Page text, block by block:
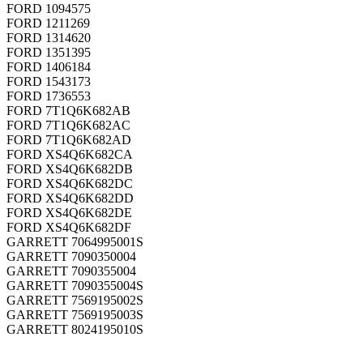
FORD 1094575
FORD 1211269
FORD 1314620
FORD 1351395
FORD 1406184
FORD 1543173
FORD 1736553
FORD 7T1Q6K682AB
FORD 7T1Q6K682AC
FORD 7T1Q6K682AD
FORD XS4Q6K682CA
FORD XS4Q6K682DB
FORD XS4Q6K682DC
FORD XS4Q6K682DD
FORD XS4Q6K682DE
FORD XS4Q6K682DF
GARRETT 7064995001S
GARRETT 7090350004
GARRETT 7090355004
GARRETT 7090355004S
GARRETT 7569195002S
GARRETT 7569195003S
GARRETT 8024195010S